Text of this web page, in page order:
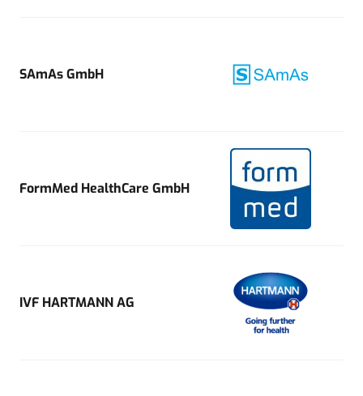
SAmAs GmbH
FormMed HealthCare GmbH
IVF HARTMANN AG